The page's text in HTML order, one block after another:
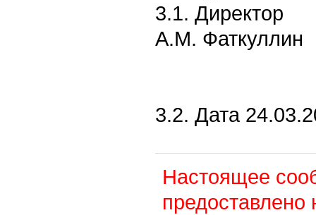
3.1. Директор
А.М. Фаткуллин
3.2. Дата
Настоящее
предоставлено